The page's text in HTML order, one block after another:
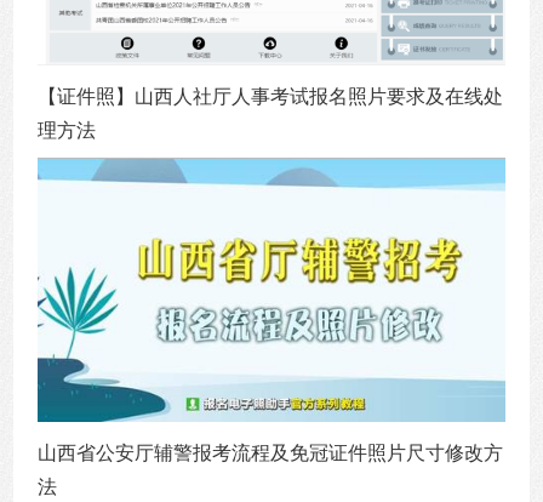
【证件照】山西人社厅人事考试报名照片要求及在线处
理方法
山西省公安厅辅警报考流程及免冠证件照片尺寸修改方
法